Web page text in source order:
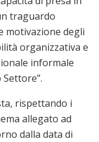
traguardo
motivazione degli
organizzativa e
informale
rispettando i
allegato ad
dalla data di